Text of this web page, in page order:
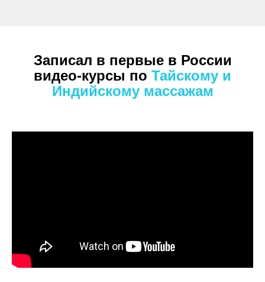
Записал в первые в России
видео-курсы по Тайскому и
Индийскому массажам